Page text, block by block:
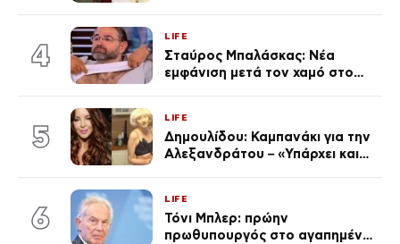
απαρατήρητη
4
LIFE
Σταύρος Μπαλάσκας: Νέα
εμφάνιση μετά τον χαμό στο
5
LIFE
Δημουλίδου: Καμπανάκι για την
Αλεξανδράτου – «Υπάρχει και
6
LIFE
Τόνι Μπλερ: πρώην
πρωθυπουργός στο αγαπημένο